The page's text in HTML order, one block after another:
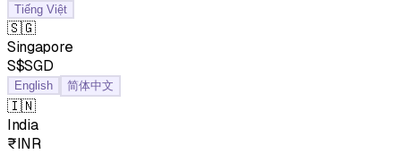
Tiếng Việt
🇸🇬
Singapore
S$SGD
English 简体中文
🇮🇳
India
₹INR